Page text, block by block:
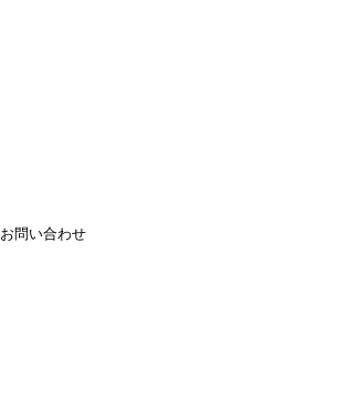
お問い合わせ